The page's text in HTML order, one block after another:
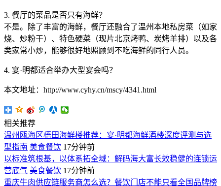
3. 餐厅的菜品是否只有海鲜？
不是。除了丰富的海鲜，餐厅还融合了温州本地私房菜（如家
烧、炒粉干）、特色硬菜（现片北京烤鸭、炭烤羊排）以及各
类家常小炒，能够很好地照顾到不吃海鲜的同行人员。
4. 宴·明都适合举办大型宴会吗？
本文地址：http://www.cyhy.cn/mscy/4341.html
相关推荐
温州瓯海区梧田海鲜楼推荐：宴·明都海鲜酒楼深度评测与选
型指南 美食餐饮 17分钟前
以标准筑根基，以体系拓全域：解码海大富长效稳健的连锁运
营底气 美食餐饮 17分钟前
重庆牛肉供应链服务商怎么选？餐饮门店不能只看全国品牌榜